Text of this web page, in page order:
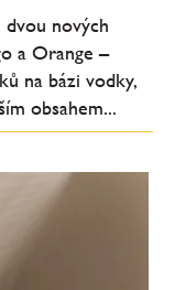
nových
a Orange –
na bázi vodky,
obsahem...